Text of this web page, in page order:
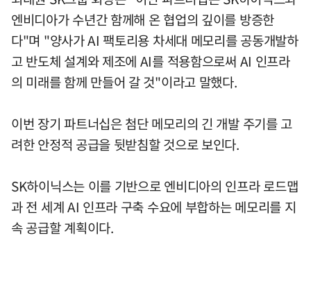
엔비디아가 수년간 함께해 온 협업의 깊이를 방증한
다"며 "양사가 AI 팩토리용 차세대 메모리를 공동개발하
고 반도체 설계와 제조에 AI를 적용함으로써 AI 인프라
의 미래를 함께 만들어 갈 것"이라고 말했다.
이번 장기 파트너십은 첨단 메모리의 긴 개발 주기를 고
려한 안정적 공급을 뒷받침할 것으로 보인다.
SK하이닉스는 이를 기반으로 엔비디아의 인프라 로드맵
과 전 세계 AI 인프라 구축 수요에 부합하는 메모리를 지
속 공급할 계획이다.